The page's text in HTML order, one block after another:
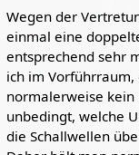
Wegen der
einmal eine
entsprechend sehr
ich im
normalerweise
unbedingt, welche
die Schallwellen